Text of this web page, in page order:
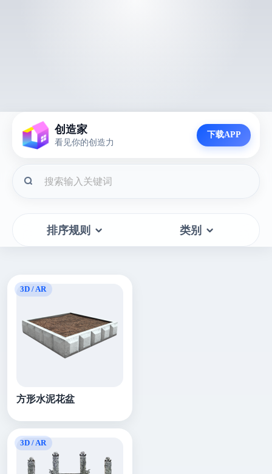
创造家
看见你的创造力
下载APP
排序规则 类别
方形水泥花盆